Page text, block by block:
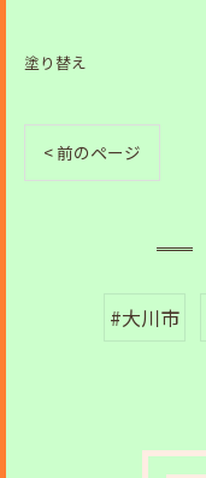
塗り替え
< 前のページ
#大川市